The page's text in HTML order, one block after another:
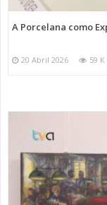
A Porcelana como
20 Abril 2026 59 K